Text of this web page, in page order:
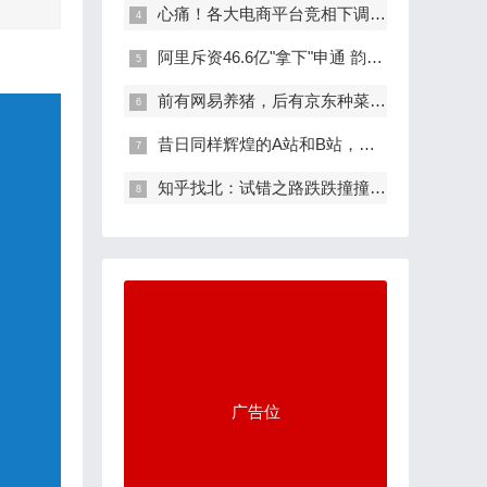
心痛！各大电商平台竞相下调iPhone售价
阿里斥资46.6亿"拿下"申通 韵达也
前有网易养猪，后有京东种菜，互联网公
昔日同样辉煌的A站和B站，今日为何一个
知乎找北：试错之路跌跌撞撞 未来何去何
广告位